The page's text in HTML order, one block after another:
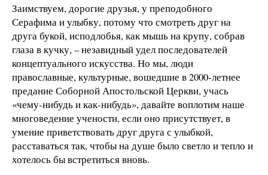
Заимствуем, дорогие друзья, у преподобного
Серафима и улыбку, потому что смотреть друг на
друга букой, исподлобья, как мышь на крупу, собрав
глаза в кучку, – незавидный удел последователей
концептуального искусства. Но мы, люди
православные, культурные, вошедшие в 2000-летнее
предание Соборной Апостольской Церкви, учась
«чему-нибудь и как-нибудь», давайте воплотим наше
многоведение учености, если оно присутствует, в
умение приветствовать друг друга с улыбкой,
расставаться так, чтобы на душе было светло и тепло и
хотелось бы встретиться вновь.